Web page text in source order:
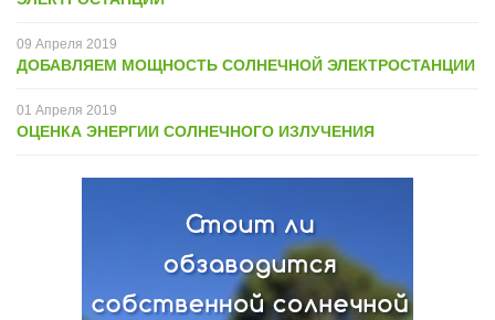
09 Апреля 2019
ДОБАВЛЯЕМ МОЩНОСТЬ СОЛНЕЧНОЙ ЭЛЕКТРОСТАНЦИИ
01 Апреля 2019
ОЦЕНКА ЭНЕРГИИ СОЛНЕЧНОГО ИЗЛУЧЕНИЯ